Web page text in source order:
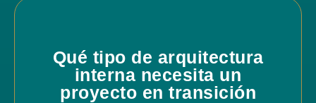
Qué tipo de arquitectura
interna necesita un
proyecto en transición